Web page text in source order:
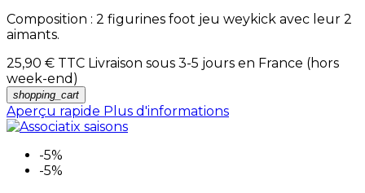
Composition : 2 figurines foot jeu weykick avec leur 2
aimants.
25,90 € TTC Livraison sous 3-5 jours en France (hors
week-end)
shopping_cart
Aperçu rapide Plus d'informations
-5%
-5%